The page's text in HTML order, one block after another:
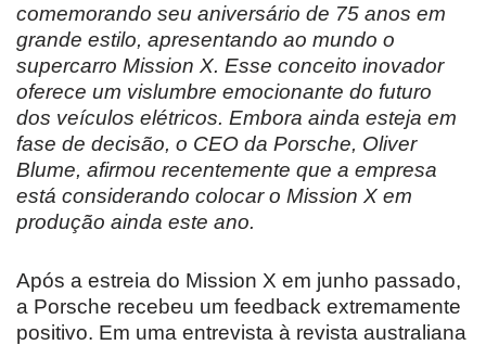
comemorando seu aniversário de 75 anos em
grande estilo, apresentando ao mundo o
supercarro Mission X. Esse conceito inovador
oferece um vislumbre emocionante do futuro
dos veículos elétricos. Embora ainda esteja em
fase de decisão, o CEO da Porsche, Oliver
Blume, afirmou recentemente que a empresa
está considerando colocar o Mission X em
produção ainda este ano.
Após a estreia do Mission X em junho passado,
a Porsche recebeu um feedback extremamente
positivo. Em uma entrevista à revista australiana